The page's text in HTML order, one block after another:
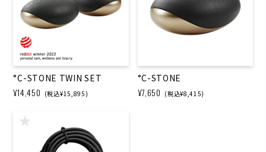
°C-STONE TWIN SET
¥14,450 (税込¥15,895)
°C-STONE
¥7,650 (税込¥8,415)